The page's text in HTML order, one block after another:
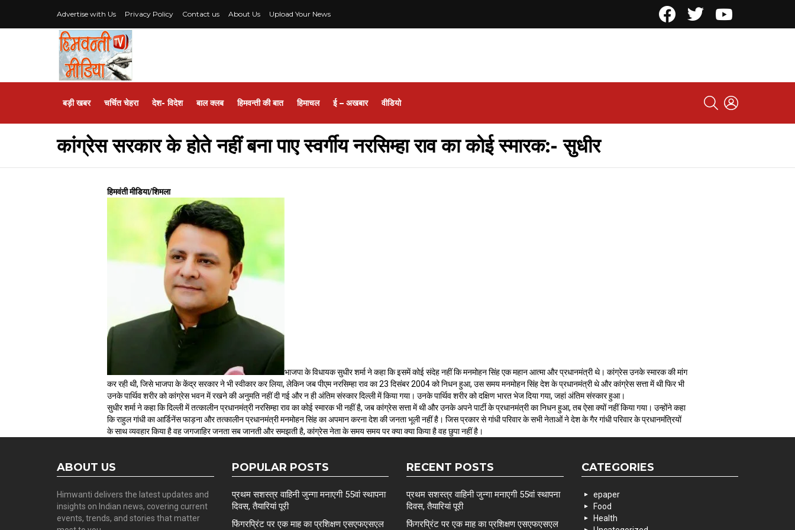
Advertise with Us Privacy Policy Contact us About Us Upload Your News
बड़ी खबर चर्चित चेहरा देश- विदेश बाल क्लब हिमवन्ती की बात हिमाचल ई – अखबार वीडियो
SEARCH
कांग्रेस सरकार के होते नहीं बना पाए स्वर्गीय नरसिम्हा राव का कोई स्मारक:- सुधीर
हिमवंती मीडिया/शिमला
भाजपा के विधायक सुधीर शर्मा ने कहा कि इसमें कोई संदेह नहीं कि मनमोहन सिंह एक महान आत्मा और प्रधानमंत्री थे। कांग्रेस उनके स्मारक की मांग
कर रही थी, जिसे भाजपा के केंद्र सरकार ने भी स्वीकार कर लिया, लेकिन जब पीएम नरसिम्हा राव का 23 दिसंबर 2004 को निधन हुआ, उस समय मनमोहन सिंह देश के प्रधानमंत्री थे और कांग्रेस सत्ता में थी फिर भी
उनके पार्थिव शरीर को कांग्रेस भवन में रखने की अनुमति नहीं दी गई और न ही अंतिम संस्कार दिल्ली में किया गया। उनके पार्थिव शरीर को दक्षिण भारत भेज दिया गया, जहां अंतिम संस्कार हुआ।
सुधीर शर्मा ने कहा कि दिल्ली में तत्कालीन प्रधानमंत्री नरसिम्हा राव का कोई स्मारक भी नहीं है, जब कांग्रेस सत्ता में थी और उनके अपने पार्टी के प्रधानमंत्री का निधन हुआ, तब ऐसा क्यों नहीं किया गया। उन्होंने कहा
कि राहुल गांधी का आर्डिनेंस फाड़ना और तत्कालीन प्रधानमंत्री मनमोहन सिंह का अपमान करना देश की जनता भूली नहीं है। जिस प्रकार से गांधी परिवार के सभी नेताओं ने देश के गैर गांधी परिवार के प्रधानमंत्रियों
के साथ व्यवहार किया है वह जगजाहिर जनता सब जानती और समझती है, कांग्रेस नेता के समय समय पर क्या क्या किया है वह छुपा नहीं है।
ABOUT US
Himwanti delivers the latest updates and
insights on Indian news, covering current
events, trends, and stories that matter
POPULAR POSTS
प्रथम सशस्त्र वाहिनी जुन्गा मनाएगी 55वां स्थापना
दिवस, तैयारियां पूरी
फिंगरप्रिंट पर एक माह का प्रशिक्षण एसएफएसएल
RECENT POSTS
प्रथम सशस्त्र वाहिनी जुन्गा मनाएगी 55वां स्थापना
दिवस, तैयारियां पूरी
फिंगरप्रिंट पर एक माह का प्रशिक्षण एसएफएसएल
CATEGORIES
epaper
Food
Health